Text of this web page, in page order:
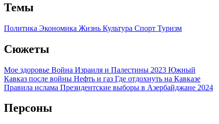
Темы
Политика Экономика Жизнь Культура Спорт Туризм
Сюжеты
Мое здоровье Война Израиля и Палестины 2023 Южный
Кавказ после войны Нефть и газ Где отдохнуть на Кавказе
Правила ислама Президентские выборы в Азербайджане 2024
Персоны